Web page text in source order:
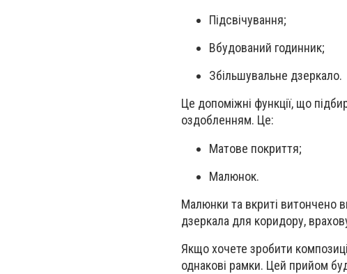
Підсвічування;
Вбудований годинник;
Збільшувальне дзеркало.
Це допоміжні функції, що
оздобленням. Це:
Матове покриття;
Малюнок.
Малюнки та вкриті витончено
дзеркала для коридору,
Якщо хочете зробити
однакові рамки. Цей прийом